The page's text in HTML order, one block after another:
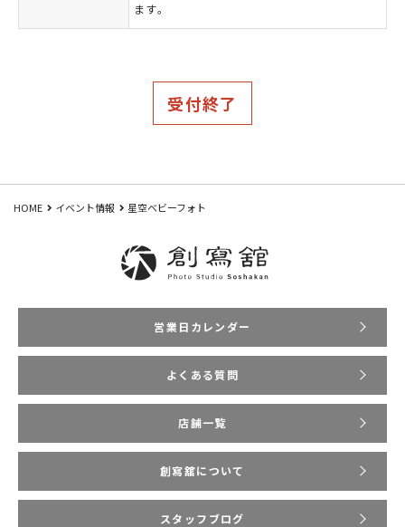
ます。
受付終了
HOME イベント情報 星空ベビーフォト
営業日カレンダー
よくある質問
店舗一覧
創寫舘について
スタッフブログ